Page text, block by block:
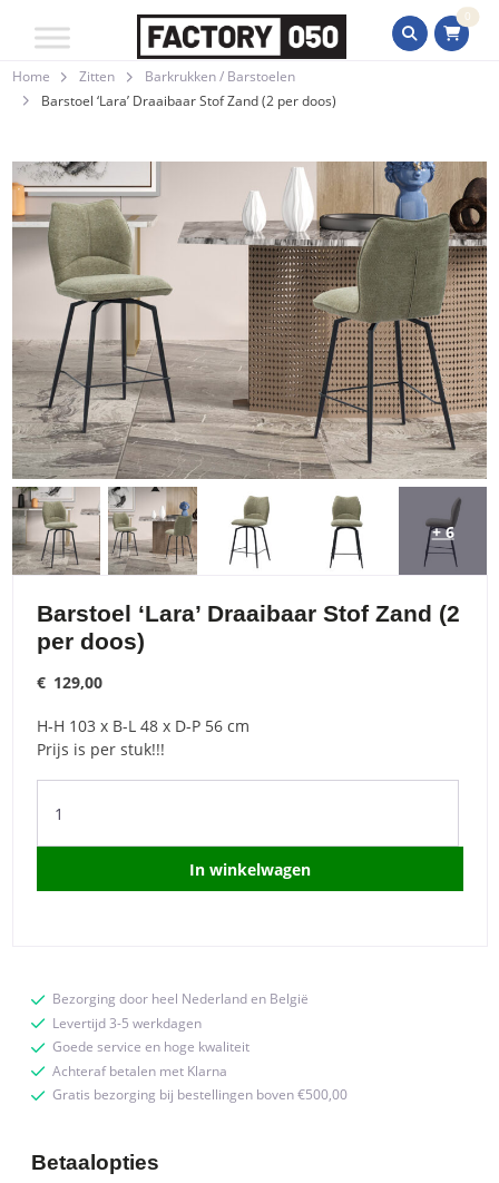
0
Home Zitten
Barkrukken / Barstoelen
Barstoel ‘Lara’ Draaibaar Stof Zand (2 per doos)
+ 6
Barstoel ‘Lara’ Draaibaar Stof Zand (2
per doos)
€ 129,00
H-H 103 x B-L 48 x D-P 56 cm
Prijs is per stuk!!!
'Lara'
In winkelwagen
Bezorging door heel Nederland en België
Levertijd 3-5 werkdagen
Goede service en hoge kwaliteit
Achteraf betalen met Klarna
Gratis bezorging bij bestellingen boven €500,00
Betaalopties